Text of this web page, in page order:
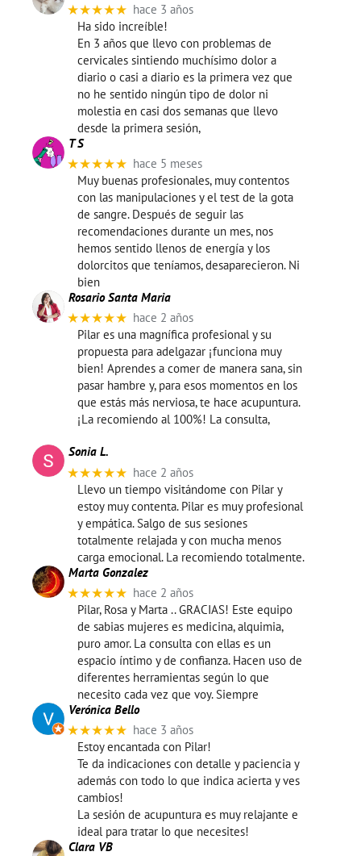
★★★★★ hace 3 años
Ha sido increíble!
En 3 años que llevo con problemas de
cervicales sintiendo muchísimo dolor a
diario o casi a diario es la primera vez que
no he sentido ningún tipo de dolor ni
molestia en casi dos semanas que llevo
desde la primera sesión,
T S
★★★★★ hace 5 meses
Muy buenas profesionales, muy contentos
con las manipulaciones y el test de la gota
de sangre. Después de seguir las
recomendaciones durante un mes, nos
hemos sentido llenos de energía y los
dolorcitos que teníamos, desaparecieron. Ni
bien
Rosario Santa Maria
★★★★★ hace 2 años
Pilar es una magnífica profesional y su
propuesta para adelgazar ¡funciona muy
bien! Aprendes a comer de manera sana, sin
pasar hambre y, para esos momentos en los
que estás más nerviosa, te hace acupuntura.
¡La recomiendo al 100%! La consulta,
Sonia L.
★★★★★ hace 2 años
Llevo un tiempo visitándome con Pilar y
estoy muy contenta. Pilar es muy profesional
y empática. Salgo de sus sesiones
totalmente relajada y con mucha menos
carga emocional. La recomiendo totalmente.
Marta Gonzalez
★★★★★ hace 2 años
Pilar, Rosa y Marta .. GRACIAS! Este equipo
de sabias mujeres es medicina, alquimia,
puro amor. La consulta con ellas es un
espacio íntimo y de confianza. Hacen uso de
diferentes herramientas según lo que
necesito cada vez que voy. Siempre
Verónica Bello
★★★★★ hace 3 años
Estoy encantada con Pilar!
Te da indicaciones con detalle y paciencia y
además con todo lo que indica acierta y ves
cambios!
La sesión de acupuntura es muy relajante e
ideal para tratar lo que necesites!
Clara VB